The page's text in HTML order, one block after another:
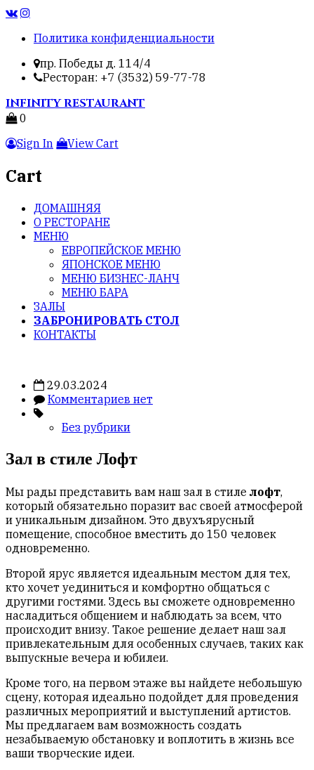
Политика конфиденциальности
пр. Победы д. 114/4
Ресторан: +7 (3532) 59-77-78
INFINITYRESTAURANT
0
Sign In
View Cart
Cart
ДОМАШНЯЯ
О РЕСТОРАНЕ
МЕНЮ
ЕВРОПЕЙСКОЕ МЕНЮ
ЯПОНСКОЕ МЕНЮ
МЕНЮ БИЗНЕС-ЛАНЧ
МЕНЮ БАРА
ЗАЛЫ
ЗАБРОНИРОВАТЬ СТОЛ
КОНТАКТЫ
29.03.2024
Комментариев нет
Без рубрики
Зал в стиле Лофт
Мы рады представить вам наш зал в стиле лофт,
который обязательно поразит вас своей атмосферой
и уникальным дизайном. Это двухъярусный
помещение, способное вместить до 150 человек
одновременно.
Второй ярус является идеальным местом для тех,
кто хочет уединиться и комфортно общаться с
другими гостями. Здесь вы сможете одновременно
насладиться общением и наблюдать за всем, что
происходит внизу. Такое решение делает наш зал
привлекательным для особенных случаев, таких как
выпускные вечера и юбилеи.
Кроме того, на первом этаже вы найдете небольшую
сцену, которая идеально подойдет для проведения
различных мероприятий и выступлений артистов.
Мы предлагаем вам возможность создать
незабываемую обстановку и воплотить в жизнь все
ваши творческие идеи.